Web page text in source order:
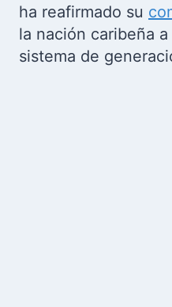
ha reafirmado su
la nación caribeña
sistema de